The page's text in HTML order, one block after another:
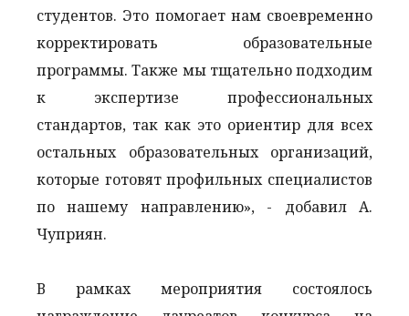
студентов. Это помогает нам своевременно
корректировать образовательные
программы. Также мы тщательно подходим
к экспертизе профессиональных
стандартов, так как это ориентир для всех
остальных образовательных организаций,
которые готовят профильных специалистов
по нашему направлению», - добавил А.
Чуприян.
В рамках мероприятия состоялось